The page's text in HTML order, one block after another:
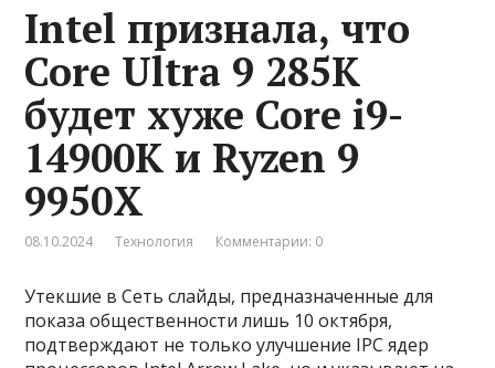
Intel признала, что
Core Ultra 9 285K
будет хуже Core i9-
14900K и Ryzen 9
9950X
08.10.2024 Технология Комментарии: 0
Утекшие в Сеть слайды, предназначенные для
показа общественности лишь 10 октября,
подтверждают не только улучшение IPC ядер